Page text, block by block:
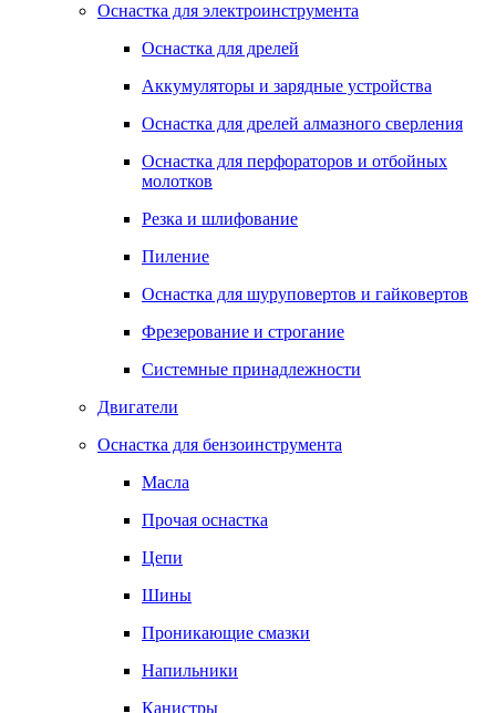
Оснастка для электроинструмента
Оснастка для дрелей
Аккумуляторы и зарядные устройства
Оснастка для дрелей алмазного сверления
Оснастка для перфораторов и отбойных
молотков
Резка и шлифование
Пиление
Оснастка для шуруповертов и гайковертов
Фрезерование и строгание
Системные принадлежности
Двигатели
Оснастка для бензоинструмента
Масла
Прочая оснастка
Цепи
Шины
Проникающие смазки
Напильники
Канистры